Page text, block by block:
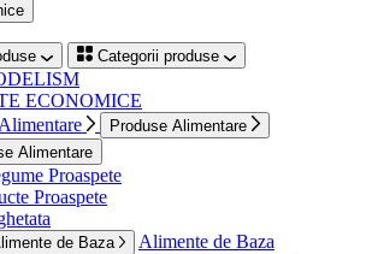
Categorii produse
ECONOMICE
Produse Alimentare
Alimentare
Proaspete
Proaspete
de Baza Alimente de Baza